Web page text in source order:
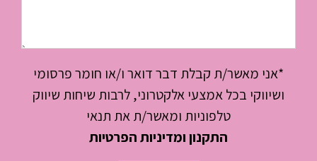
*אני מאשר/ת קבלת דבר דואר ו/או חומר פרסומי
ושיווקי בכל אמצעי אלקטרוני, לרבות שיחות שיווק
טלפוניות ומאשר/ת את תנאי
התקנון ומדיניות הפרטיות